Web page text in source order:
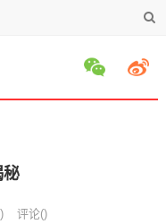
秘
) 评论()